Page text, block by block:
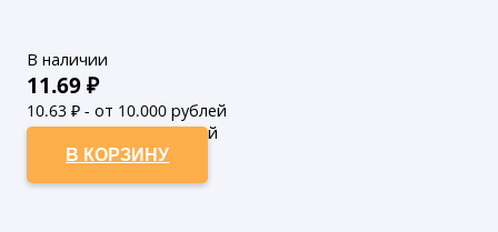
В наличии
11.69₽
10.63 ₽ - от 10.000 рублей
9.66₽ - от 50.000 рублей
В КОРЗИНУ